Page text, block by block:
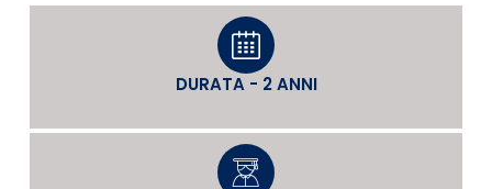
DURATA - 2 ANNI